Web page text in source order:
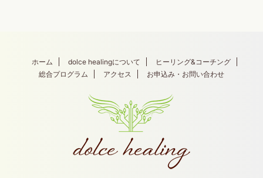
ホーム dolce healingについて
ヒーリング&コーチング
総合プログラム
アクセス お申込み・お問い合わせ